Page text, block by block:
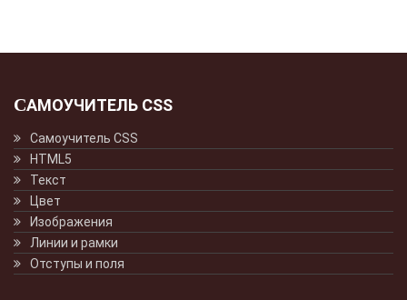
САМОУЧИТЕЛЬ CSS
Самоучитель CSS
HTML5
Текст
Цвет
Изображения
Линии и рамки
Отступы и поля